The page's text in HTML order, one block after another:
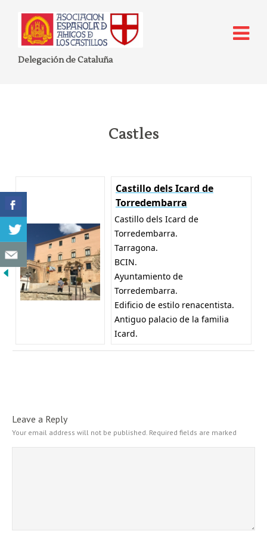
Delegación de Cataluña
Castles
Castillo dels Icard de
Torredembarra
Castillo dels Icard de
Torredembarra.
Tarragona.
BCIN.
Ayuntamiento de
Torredembarra.
Edificio de estilo renacentista.
Antiguo palacio de la familia
Icard.
Leave a Reply
Your email address will not be published. Required fields are marked